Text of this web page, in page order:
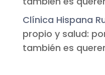
Clínica Hispana
propio y salud:
también es